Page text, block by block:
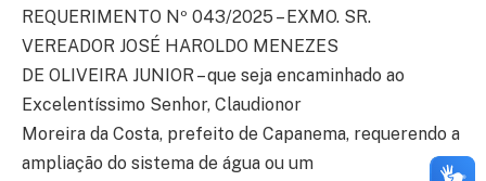
REQUERIMENTO Nº 043/2025 – EXMO. SR.
VEREADOR JOSÉ HAROLDO MENEZES
DE OLIVEIRA JUNIOR – que seja encaminhado ao
Excelentíssimo Senhor, Claudionor
Moreira da Costa, prefeito de Capanema, requerendo a
ampliação do sistema de água ou um